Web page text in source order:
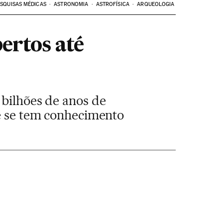
MÉDICAS ASTRONOMIA ASTROFÍSICA ARQUEOLOGIA
até
de anos de
tem conhecimento